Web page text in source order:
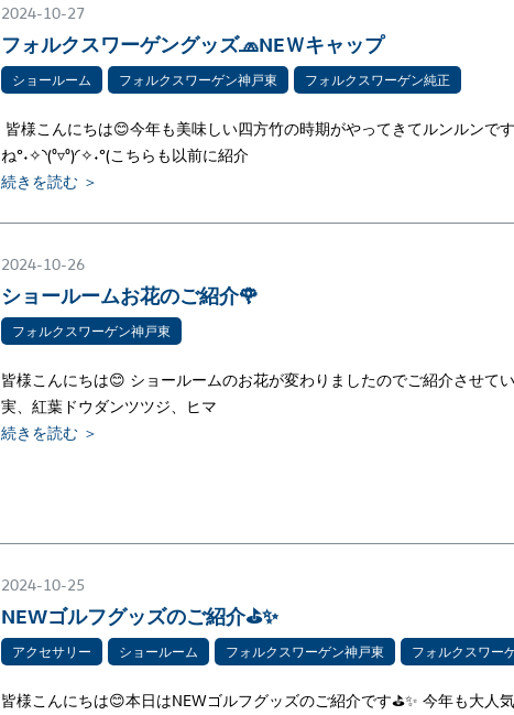
2024-10-27
フォルクスワーゲングッズ🧢NEＷキャップ
ショールーム フォルクスワーゲン神戸東 フォルクスワーゲン純正
皆様こんにちは😊今年も美味しい四方竹の時期がやってきてルンルンで
ね°˖✧◝(⁰▿⁰)◜✧˖°(こちらも以前に紹介
続きを読む ＞
2024-10-26
ショールームお花のご紹介🌹
フォルクスワーゲン神戸東
皆様こんにちは😊 ショールームのお花が変わりましたのでご紹介させて
実、紅葉ドウダンツツジ、ヒマ
続きを読む ＞
2024-10-25
NEWゴルフグッズのご紹介⛳✨
アクセサリー ショールーム フォルクスワーゲン神戸東 フォルクスワー
皆様こんにちは😊本日はNEWゴルフグッズのご紹介です⛳✨ 今年も大人